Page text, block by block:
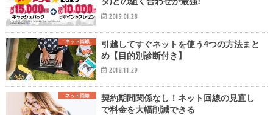
2019.01.28
ネット回線
引越してすぐネットを使う4つの方法まと
め【目的別診断付き】
2018.11.29
ネット回線
契約期間関係なし！ネット回線の見直し
で料金を大幅削減できる